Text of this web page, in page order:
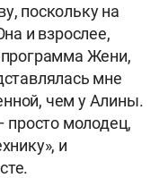
поскольку на
и взрослее,
Жени,
мне
чем у Алины.
просто молодец,
и